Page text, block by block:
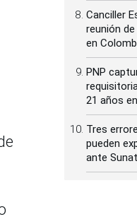
Canciller
reunión
en
PNP
21 años
Tres
pueden
ante Sunat